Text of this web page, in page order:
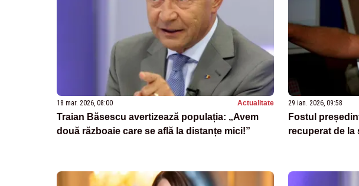
18 mar. 2026, 08:00 Actualitate
Traian Băsescu avertizează populația: „Avem
două războaie care se află la distanțe mici!”
29 ian. 2026, 09:58
Fostul
recuperat de la